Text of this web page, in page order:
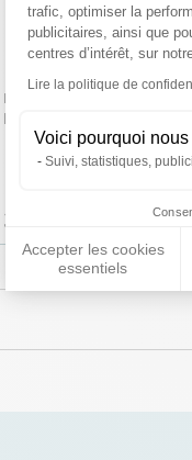
trafic, optimiser la
publicitaires, ainsi que
centres d’intérêt, sur
Lire la politique de
Voici pourquoi
Suivi, statistiques,
Accepter les cookies
essentiels
Panneau solaire
portier Zen Farm
39,00 €